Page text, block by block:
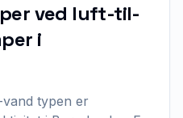
ved luft-til-
i
typen er